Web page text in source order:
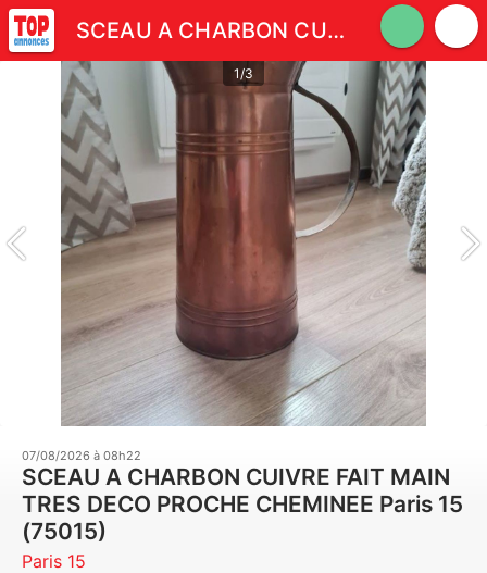
SCEAU A CHARBON CUIVRE FAIT MAIN TRES DECO PROCHE CHEMINEE
1/3
07/08/2026 à 08h22
SCEAU A CHARBON CUIVRE FAIT MAIN
TRES DECO PROCHE CHEMINEE Paris 15
(75015)
Paris 15